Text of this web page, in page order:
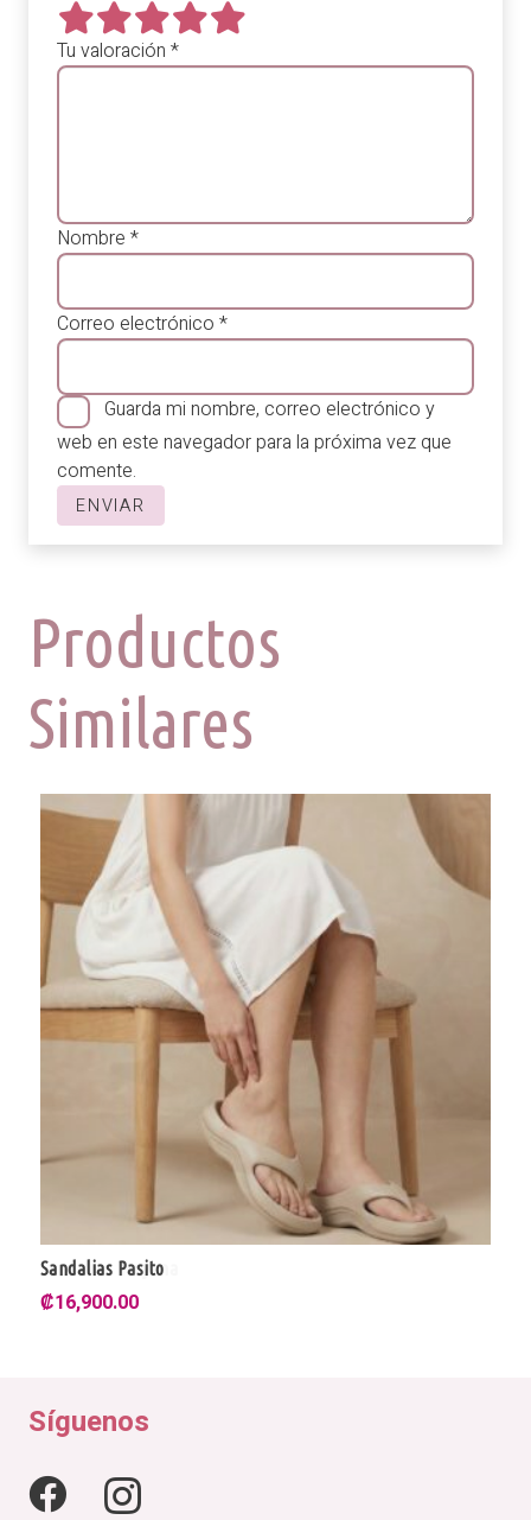
Tu valoración *
Nombre *
Correo electrónico *
Guarda mi nombre, correo electrónico y
web en este navegador para la próxima vez que
comente.
Productos
Similares
Sandalias Pasito
₡16,900.00
Síguenos